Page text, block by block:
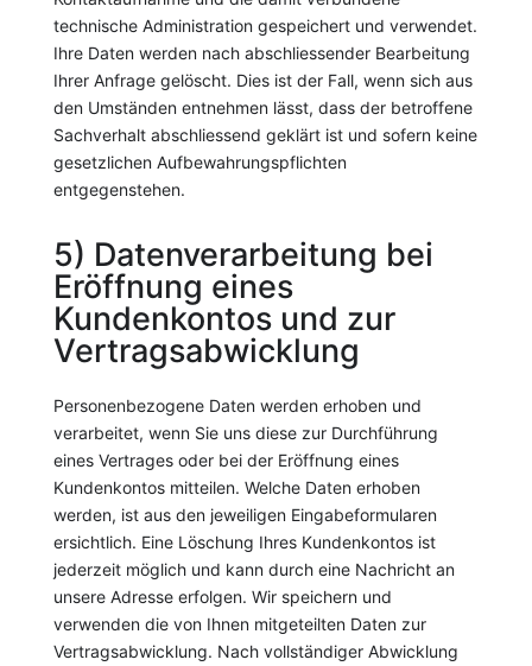
technische Administration gespeichert und verwendet.
Ihre Daten werden nach abschliessender Bearbeitung
Ihrer Anfrage gelöscht. Dies ist der Fall, wenn sich aus
den Umständen entnehmen lässt, dass der betroffene
Sachverhalt abschliessend geklärt ist und sofern keine
gesetzlichen Aufbewahrungspflichten
entgegenstehen.
5) Datenverarbeitung bei
Eröffnung eines
Kundenkontos und zur
Vertragsabwicklung
Personenbezogene Daten werden erhoben und
verarbeitet, wenn Sie uns diese zur Durchführung
eines Vertrages oder bei der Eröffnung eines
Kundenkontos mitteilen. Welche Daten erhoben
werden, ist aus den jeweiligen Eingabeformularen
ersichtlich. Eine Löschung Ihres Kundenkontos ist
jederzeit möglich und kann durch eine Nachricht an
unsere Adresse erfolgen. Wir speichern und
verwenden die von Ihnen mitgeteilten Daten zur
Vertragsabwicklung. Nach vollständiger Abwicklung